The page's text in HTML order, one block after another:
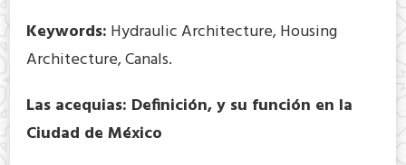
Keywords: Hydraulic Architecture, Housing
Architecture, Canals.
Las acequias: Definición, y su función en la
Ciudad de México